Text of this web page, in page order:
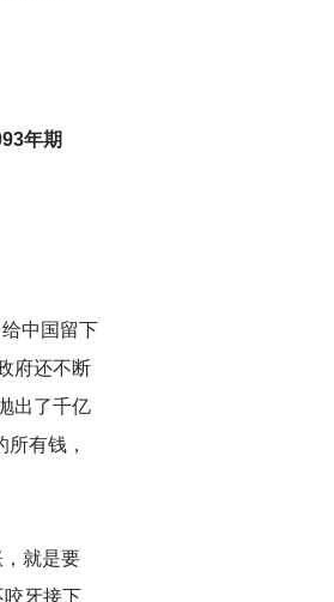
年期
中国留下
府还不断
出了千亿
有钱，
就是要
咬牙接下